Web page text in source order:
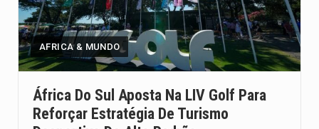
O pagamento marca o desfecho de um dos processos mais…
O programa, cuja implementação está prevista entre abril de 2026…
AFRICA & MUNDO
África Do Sul Aposta Na LIV Golf Para
Reforçar Estratégia De Turismo